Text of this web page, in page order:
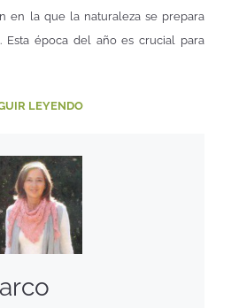
en la que la naturaleza se prepara
Esta época del año es crucial para
LEYENDO